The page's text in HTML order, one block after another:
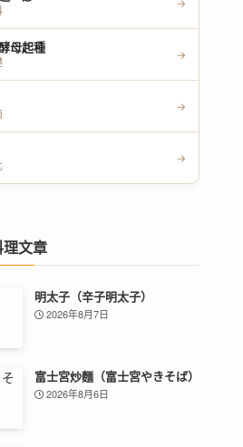
→
母起種 →
→
→
文章
明太子（辛子明太子）
2026年8月7日
富士宮炒麵（富士宮やきそば）
2026年8月6日